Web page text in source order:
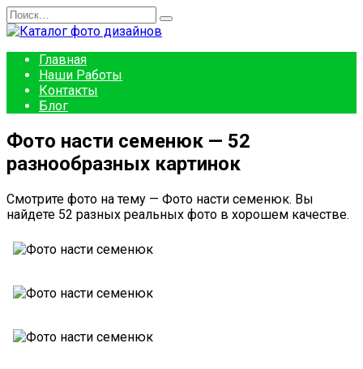
Перейти
к
Search
for:
Главная
Наши Работы
Контакты
Блог
Фото насти семенюк — 52
разнообразных картинок
Смотрите фото на тему — Фото насти семенюк. Вы
найдете 52 разных реальных фото в хорошем качестве.